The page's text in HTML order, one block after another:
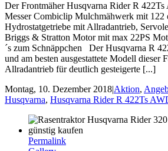
Der Frontmäher Husqvarna Rider R
Messer Combiclip Mulchmähwerk mit 122
Hydrostatgetriebe mit Allradantrieb,
Briggs & Stratton Motor mit max 22PS
´s zum Schnäppchen Der Husqvarna R
und am besten ausgestattete Modell dieser
Allradantrieb für deutlich gesteigerte [...]
Montag, 10. Dezember 2018|Aktion,
Husqvarna, Husqvarna Rider R 422Ts
Permalink